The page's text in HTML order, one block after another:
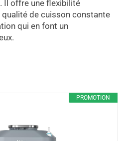
Il offre une flexibilité
de cuisson constante
qui en font un
PROMOTION